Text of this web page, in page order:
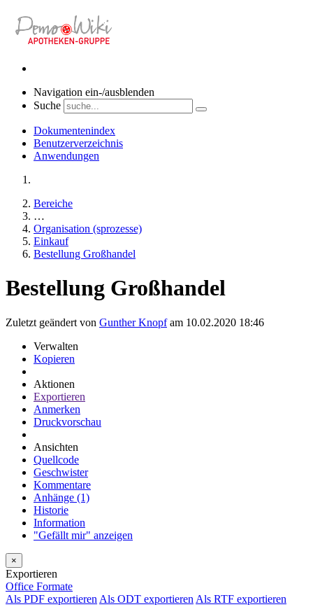
Navigation ein-/ausblenden
Suche
Dokumentenindex
Benutzerverzeichnis
Anwendungen
Bereiche
…
Organisation (sprozesse)
Einkauf
Bestellung Großhandel
Bestellung Großhandel
Zuletzt geändert von Gunther Knopfam 10.02.2020 18:46
Verwalten
Kopieren
Aktionen
Exportieren
Anmerken
Druckvorschau
Ansichten
Quellcode
Geschwister
Kommentare
Anhänge (1)
Historie
Information
"Gefällt mir" anzeigen
×
Exportieren
Office Formate
Als PDF exportieren Als ODT exportieren Als RTF exportieren